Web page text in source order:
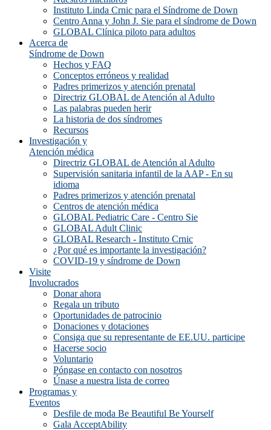
Instituto Linda Crnic para el Síndrome de Down
Centro Anna y John J. Sie para el síndrome de Down
GLOBAL Clínica piloto para adultos
Acerca de
Síndrome de Down
Hechos y FAQ
Conceptos erróneos y realidad
Padres primerizos y atención prenatal
Directriz GLOBAL de Atención al Adulto
Las palabras pueden herir
La historia de dos síndromes
Recursos
Investigación y
Atención médica
Directriz GLOBAL de Atención al Adulto
Supervisión sanitaria infantil de la AAP - En su
idioma
Padres primerizos y atención prenatal
Centros de atención médica
GLOBAL Pediatric Care - Centro Sie
GLOBAL Adult Clinic
GLOBAL Research - Instituto Crnic
¿Por qué es importante la investigación?
COVID-19 y síndrome de Down
Visite
Involucrados
Donar ahora
Regala un tributo
Oportunidades de patrocinio
Donaciones y dotaciones
Consiga que su representante de EE.UU. participe
Hacerse socio
Voluntario
Póngase en contacto con nosotros
Únase a nuestra lista de correo
Programas y
Eventos
Desfile de moda Be Beautiful Be Yourself
Gala AcceptAbility